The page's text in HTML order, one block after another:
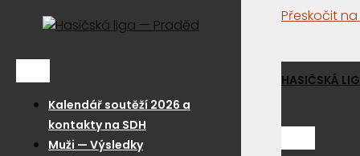
Přeskočit
Kalendář soutěží 2026 a
kontakty na SDH
Muži — Výsledky
HASIČSKÁ